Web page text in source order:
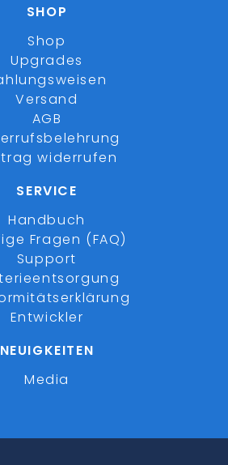
SHOP
Shop
Upgrades
Versand
AGB
widerrufen
SERVICE
Handbuch
Fragen (FAQ)
Support
Entwickler
NEUIGKEITEN
Media